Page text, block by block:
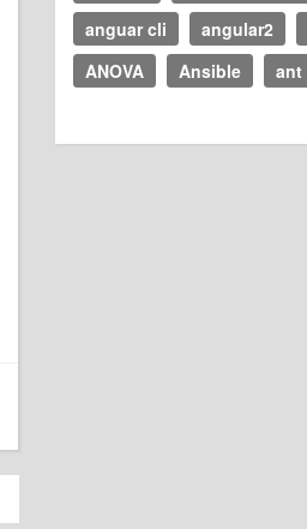
anguar cli
angular2
ANOVA
Ansible ant